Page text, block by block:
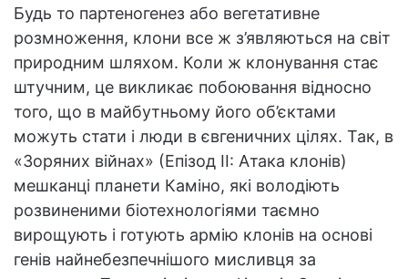
Будь то партеногенез або вегетативне
розмноження, клони все ж з’являються на світ
природним шляхом. Коли ж клонування стає
штучним, це викликає побоювання відносно
того, що в майбутньому його об’єктами
можуть стати і люди в євгеничних цілях. Так, в
«Зоряних війнах» (Епізод II: Атака клонів)
мешканці планети Каміно, які володіють
розвиненими біотехнологіями таємно
вирощують і готують армію клонів на основі
генів найнебезпечнішого мисливця за